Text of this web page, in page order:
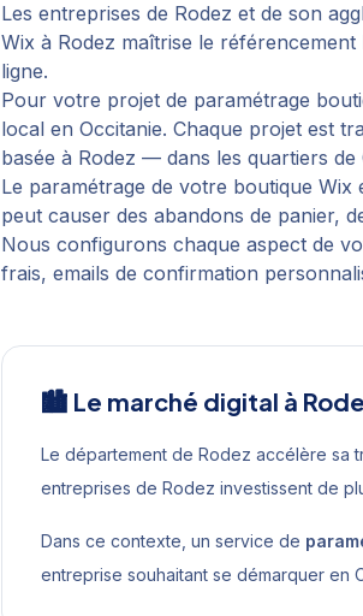
Les entreprises de Rodez et de son
Wix à Rodez maîtrise le
ligne.
Pour votre projet de paramétrage
local en Occitanie. Chaque projet est
basée à Rodez — dans les quartiers de
Le paramétrage de votre boutique
peut causer des abandons de panier,
Nous configurons chaque aspect de
frais, emails de confirmation
🏙️ Le marché digital à
Le département de Rodez accélère sa
entreprises de Rodez investissent de
Dans ce contexte, un service de
entreprise souhaitant se démarquer en